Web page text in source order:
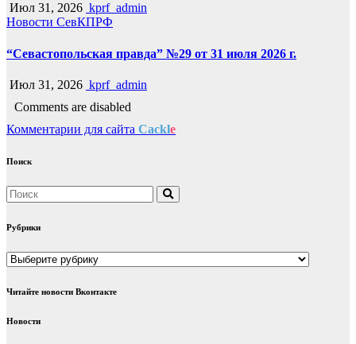
Июл 31, 2026 kprf_admin
Новости СевКПРФ
“Севастопольская правда” №29 от 31 июля 2026 г.
Июл 31, 2026 kprf_admin
Comments are disabled
Комментарии для сайта Cackle
Поиск
Рубрики
Рубрики
Читайте новости Вконтакте
Новости